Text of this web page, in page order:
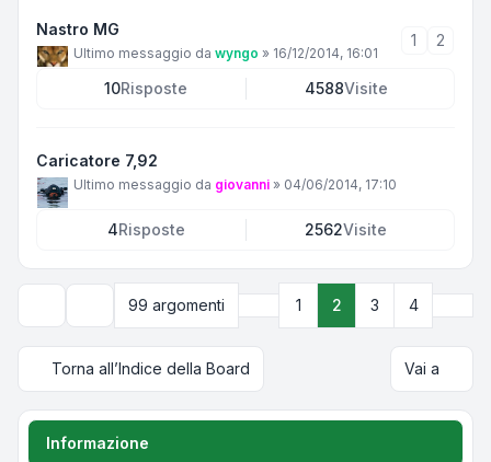
Nastro MG
Ultimo messaggio da wyngo » 16/12/2014, 16:01
1 2
10Risposte 4588Visite
Caricatore 7,92
Ultimo messaggio da giovanni » 04/06/2014, 17:10
4Risposte 2562Visite
Opzioni di visualizzazione e ordinamento
99 argomenti Precedente
1 2 3 4
Torna all’Indice della Board Vai a
Informazione